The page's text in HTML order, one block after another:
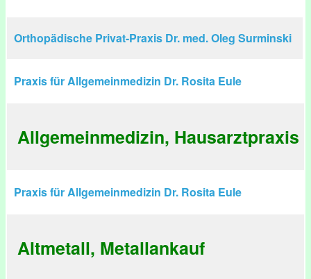
Orthopädische Privat-Praxis Dr. med. Oleg Surminski
Praxis für Allgemeinmedizin Dr. Rosita Eule
Allgemeinmedizin, Hausarztpraxis
Praxis für Allgemeinmedizin Dr. Rosita Eule
Altmetall, Metallankauf